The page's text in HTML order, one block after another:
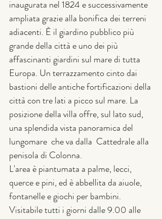
inaugurata nel 1824 e successivamente
ampliata grazie alla bonifica dei terreni
adiacenti. È il giardino pubblico più
grande della città e uno dei più
affascinanti giardini sul mare di tutta
Europa. Un terrazzamento cinto dai
bastioni delle antiche fortificazioni della
città con tre lati a picco sul mare. La
posizione della villa offre, sul lato sud,
una splendida vista panoramica del
lungomare  che va dalla  Cattedrale alla
penisola di Colonna.
L'area è piantumata a palme, lecci,
querce e pini, ed è abbellita da aiuole,
fontanelle e giochi per bambini.
Visitabile tutti i giorni dalle 9.00 alle